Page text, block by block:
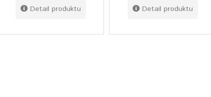
Detail produktu
Detail produktu